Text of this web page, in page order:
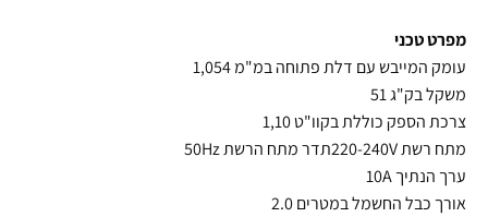
מפרט טכני
עומק המייבש עם דלת פתוחה במ"מ 1,054
משקל בק"ג 51
צרכת הספק כוללת בקוו"ט 1,10
מתח רשת 220-240Vתדר מתח הרשת 50Hz
ערך הנתיך 10A
אורך כבל החשמל במטרים 2.0